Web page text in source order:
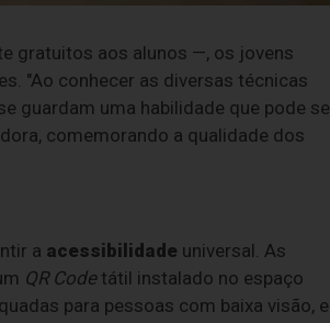
gratuitos aos alunos —, os jovens
"Ao conhecer as diversas técnicas
guardam uma habilidade que pode se
comemorando a qualidade dos
a acessibilidade universal. As
QR Codetátil instalado no espaço
para pessoas com baixa visão,